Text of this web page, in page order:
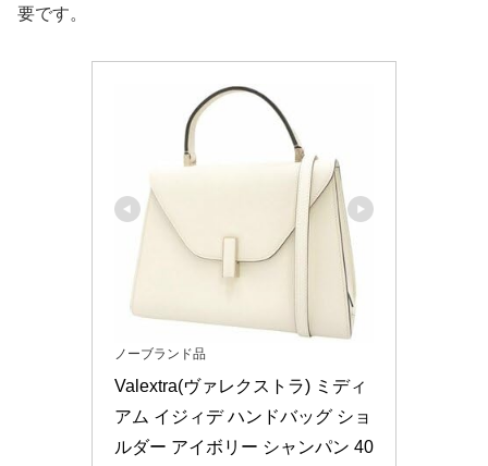
要です。
ノーブランド品
Valextra(ヴァレクストラ) ミディ
アム イジィデ ハンドバッグ ショ
ルダー アイボリー シャンパン 40